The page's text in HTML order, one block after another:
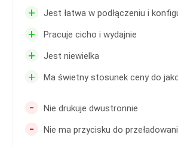
+ Jest łatwa w podłączeniu i
+ Pracuje cicho i wydajnie
+ Jest niewielka
+ Ma świetny stosunek ceny do
- Nie drukuje dwustronnie
- Nie ma przycisku do